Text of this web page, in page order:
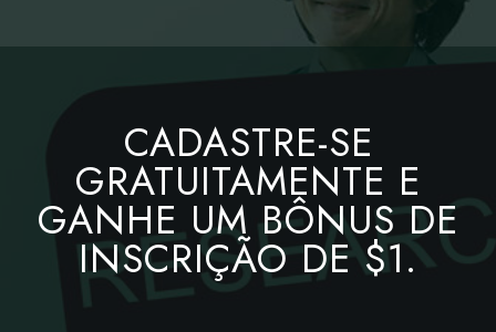
CADASTRE-SE
GRATUITAMENTE E
GANHE UM BÔNUS DE
INSCRIÇÃO DE $1.